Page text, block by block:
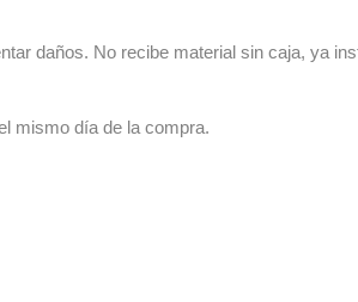
daños. No recibe material sin caja, ya
mismo día de la compra.